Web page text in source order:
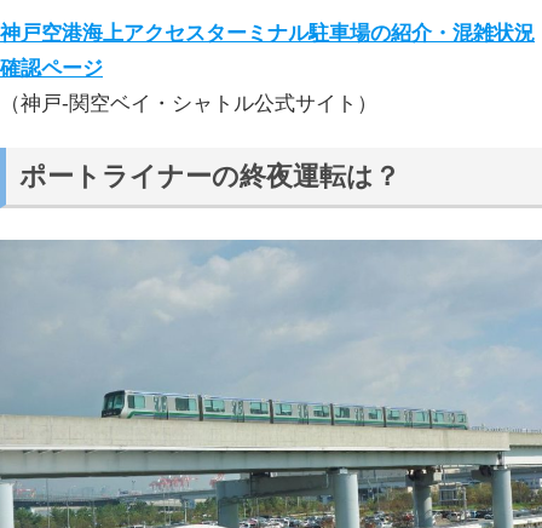
神戸空港海上アクセスターミナル駐車場の紹介・混雑状況
確認ページ
（神戸-関空ベイ・シャトル公式サイト）
ポートライナーの終夜運転は？